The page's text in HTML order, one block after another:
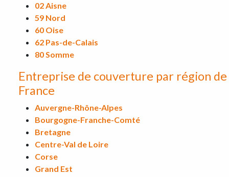
02Aisne
59 Nord
60 Oise
62 Pas-de-Calais
80Somme
Entreprise de couverture par région de
France
Auvergne-Rhône-Alpes
Bourgogne-Franche-Comté
Bretagne
Centre-Val de Loire
Corse
Grand Est